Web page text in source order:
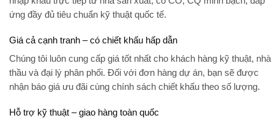
ứng đầy đủ tiêu chuẩn kỹ thuật quốc tế.
Giá cả cạnh tranh – có chiết khấu hấp dẫn
Chúng tôi luôn cung cấp giá tốt nhất cho khách hàng kỹ thuật, nhà
thầu và đại lý phân phối. Đối với đơn hàng dự án, bạn sẽ được
nhận báo giá ưu đãi cùng chính sách chiết khấu theo số lượng.
Hỗ trợ kỹ thuật – giao hàng toàn quốc